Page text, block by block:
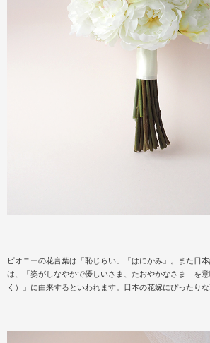
ピオニーの花言葉は「恥じらい」「はにかみ」。また日
は、「姿がしなやかで優しいさま、たおやかなさま」を
く）」に由来するといわれます。日本の花嫁にぴったりな